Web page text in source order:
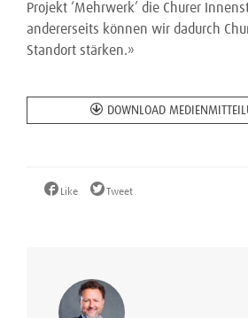
Projekt ‘Mehrwerk’ die Churer
andererseits können wir dadurch
Standort stärken.»
DOWNLOAD
Like Tweet